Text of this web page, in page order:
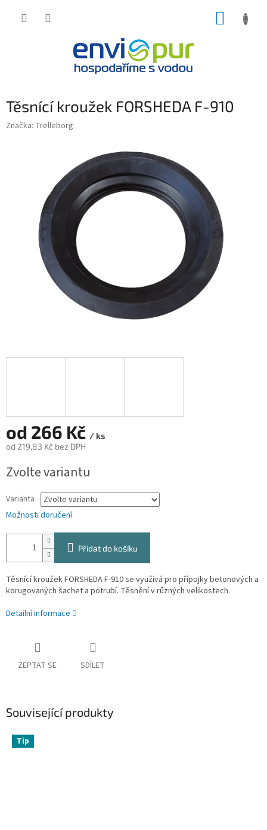
Těsnící kroužek FORSHEDA F-910
Značka: Trelleborg
od 266 Kč / ks
od 219,83 Kč bez DPH
cena:
Zvolte variantu
Varianta
Možnosti doručení
Přidat do košíku
Těsnící kroužek FORSHEDA F-910 se využívá pro přípojky betonových a
korugovaných šachet a potrubí. Těsnění v různých velikostech.
Detailní informace
ZEPTAT SE SDÍLET
Související produkty
Tip